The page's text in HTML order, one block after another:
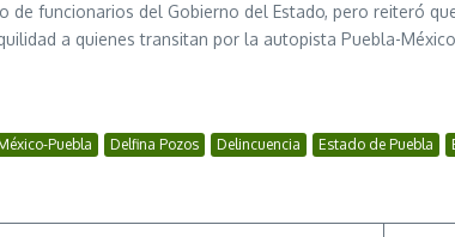
funcionarios del Gobierno del Estado, pero reiteró
a quienes transitan por la autopista Puebla-
Puebla Delfina Pozos Delincuencia Estado de Puebla